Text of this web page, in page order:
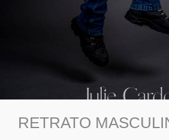
RETRATO